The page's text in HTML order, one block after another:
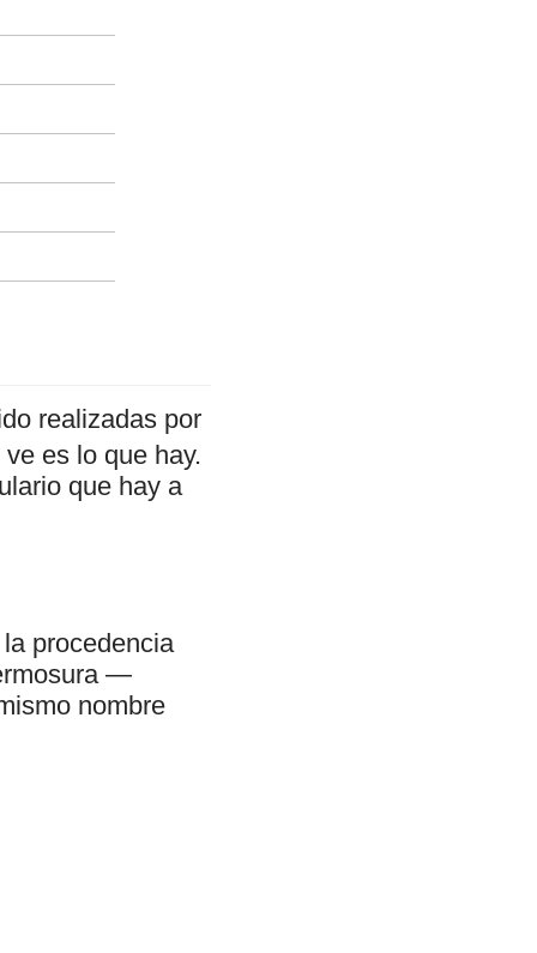
realizadas por
es lo que hay.
que hay a
procedencia
—
nombre